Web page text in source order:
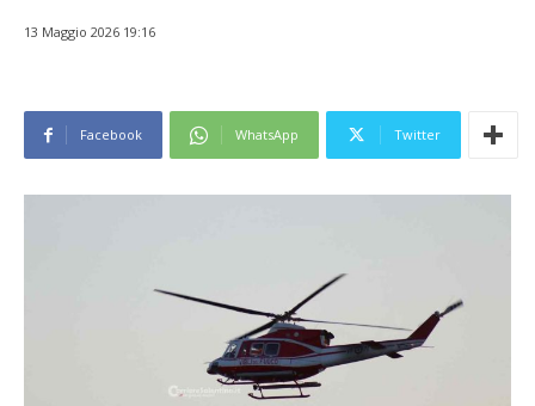
13 Maggio 2026 19:16
Facebook WhatsApp Twitter